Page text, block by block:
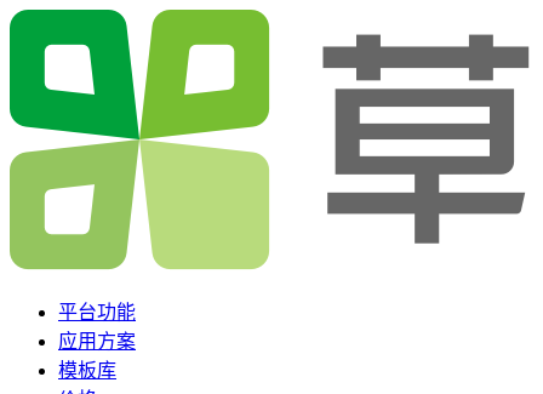
平台功能
应用方案
模板库